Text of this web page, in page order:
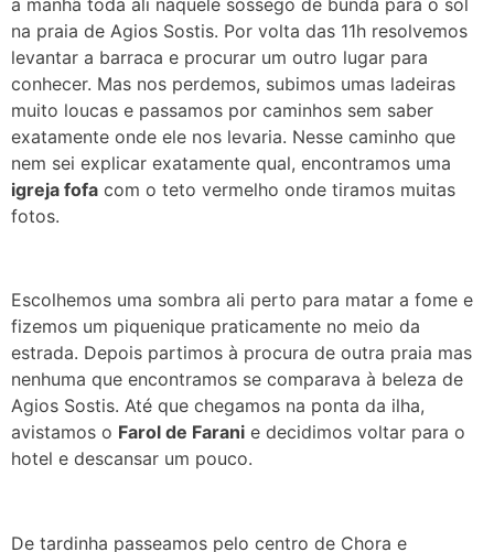
na praia de Agios Sostis. Por volta das 11h resolvemos
levantar a barraca e procurar um outro lugar para
conhecer. Mas nos perdemos, subimos umas ladeiras
muito loucas e passamos por caminhos sem saber
exatamente onde ele nos levaria. Nesse caminho que
nem sei explicar exatamente qual, encontramos uma
igreja fofa com o teto vermelho onde tiramos muitas
fotos.
Escolhemos uma sombra ali perto para matar a fome e
fizemos um piquenique praticamente no meio da
estrada. Depois partimos à procura de outra praia mas
nenhuma que encontramos se comparava à beleza de
Agios Sostis. Até que chegamos na ponta da ilha,
avistamos o Farol de Farani e decidimos voltar para o
hotel e descansar um pouco.
De tardinha passeamos pelo centro de Chora e